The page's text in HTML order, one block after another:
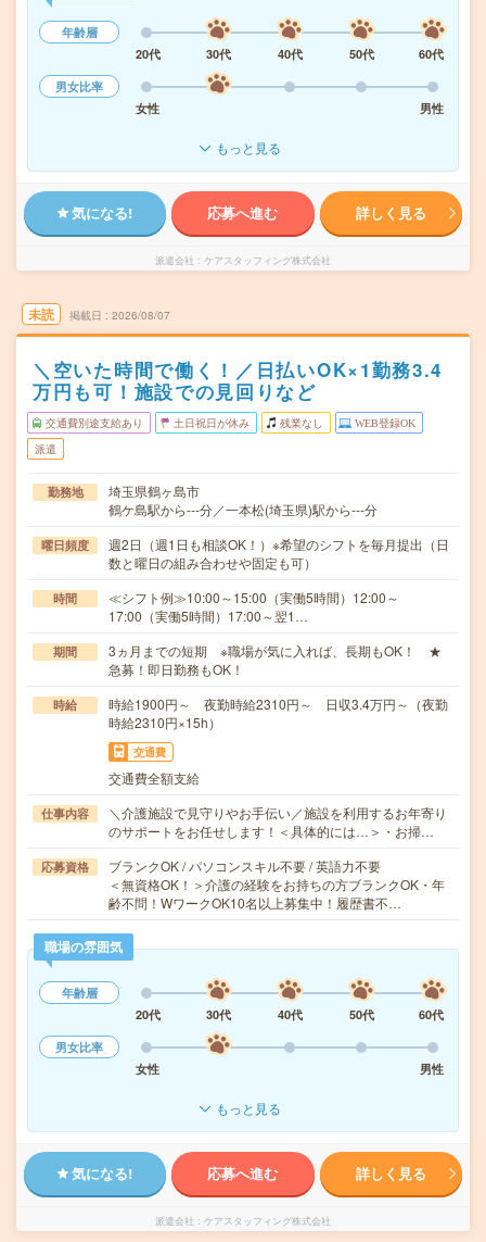
年齢層
20代
30代 40代 50代
60代
男女比率
女性
男性
もっと見る
気になる! 応募へ進む 詳しく見る
派遣会社 ケアスタッフィング株式会社
未読 掲載日 2026/08/07
＼空いた時間で働く！／日払いOK×1勤務3.4
万円も可！施設での見回りなど
交通費別途支給あり 土日祝日が休み 残業なし WEB登録OK
派遣
勤務地
埼玉県鶴ヶ島市
鶴ケ島駅から---分／一本松(埼玉県)駅から---分
曜日頻度
週2日（週1日も相談OK！）※希望のシフトを毎月提出（日
数と曜日の組み合わせや固定も可）
時間
≪シフト例≫10:00～15:00（実働5時間）12:00～
17:00（実働5時間）17:00～翌1…
期間
3ヵ月までの短期 ※職場が気に入れば、長期もOK！ ★
急募！即日勤務もOK！
時給
時給1900円～ 夜勤時給2310円～ 日収3.4万円～（夜勤
時給2310円×15h）
交通費
交通費全額支給
仕事内容
＼介護施設で見守りやお手伝い／施設を利用するお年寄り
のサポートをお任せします！＜具体的には…＞・お掃…
応募資格
ブランクOK / パソコンスキル不要 / 英語力不要
＜無資格OK！＞介護の経験をお持ちの方ブランクOK・年
齢不問！WワークOK10名以上募集中！履歴書不…
職場の雰囲気
年齢層
20代
30代 40代 50代
60代
男女比率
女性
男性
もっと見る
気になる! 応募へ進む 詳しく見る
派遣会社 ケアスタッフィング株式会社